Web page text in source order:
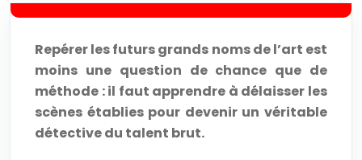
Repérer les futurs grands noms de l’art est
moins une question de chance que de
méthode : il faut apprendre à délaisser les
scènes établies pour devenir un véritable
détective du talent brut.